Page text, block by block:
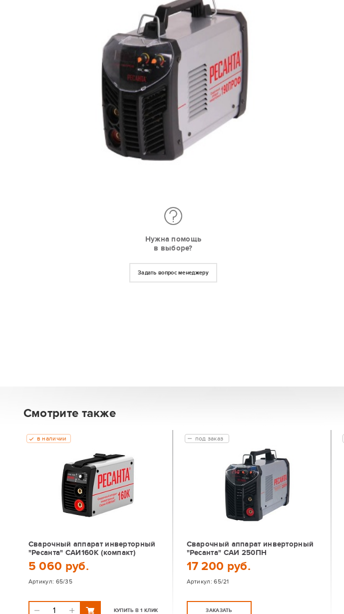
Нужна помощь
в выборе?
Задать вопрос менеджеру
Смотрите также
Сварочный аппарат инверторный
"Ресанта" САИ160К (компакт)
5 060 руб.
Артикул: 65/35
в наличии
КУПИТЬ В 1 КЛИК
Сварочный аппарат инверторный
"Ресанта" САИ 250ПН
17 200 руб.
Артикул:65/21
под заказ
ЗАКАЗАТЬ